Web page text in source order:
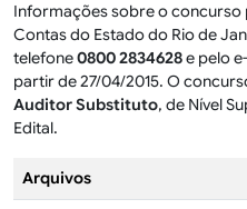
Informações sobre o concurso
Contas do Estado do Rio de
telefone0800 2834628e pelo
partir de 27/04/2015. O
Auditor Substituto, de Nível
Edital.
Arquivos